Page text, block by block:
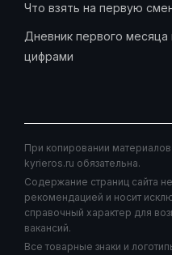
Что взять на первую
Дневник первого
цифрами
При копировании материалов
kyrieros.ru обязательна.
Содержание страниц сайта
рекомендацией и носит
справочный характер для
вакансий.
Все товарные знаки и